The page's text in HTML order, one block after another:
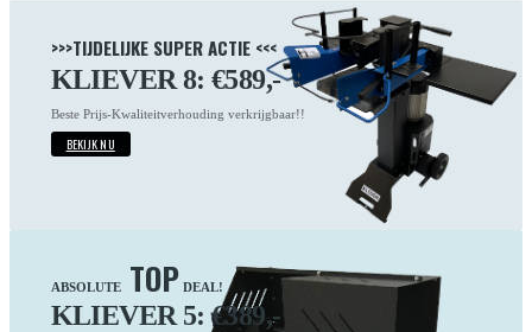
>>>TIJDELIJKE SUPER ACTIE <<<
KLIEVER 8: €589,-
Beste Prijs-Kwaliteitverhouding verkrijgbaar!!
BEKIJK NU
ABSOLUTETOP DEAL!
KLIEVER 5: €389,-